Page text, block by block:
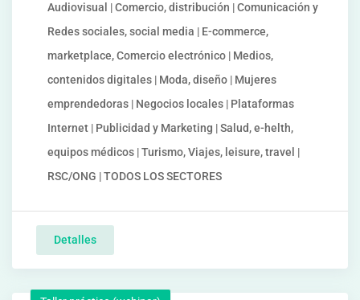
Audiovisual | Comercio, distribución | Comunicación y
Redes sociales, social media | E-commerce,
marketplace, Comercio electrónico | Medios,
contenidos digitales | Moda, diseño | Mujeres
emprendedoras | Negocios locales | Plataformas
Internet | Publicidad y Marketing | Salud, e-helth,
equipos médicos | Turismo, Viajes, leisure, travel |
RSC/ONG | TODOS LOS SECTORES
Detalles